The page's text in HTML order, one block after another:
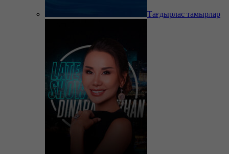
Тағдырлас тамырлар